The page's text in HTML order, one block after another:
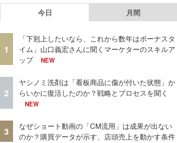
今日 月間
1
「下剋上したいなら、これから数年はボーナスタ
イム」山口義宏さんに聞くマーケターのスキルア
ップ
NEW
2
ヤシノミ洗剤は「看板商品に傷が付いた状態」か
らいかに復活したのか？戦略とプロセスを聞く
NEW
3
なぜショート動画の「CM流用」は成果が出ない
のか？購買データが示す、店頭売上を動かす条件